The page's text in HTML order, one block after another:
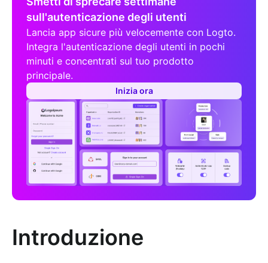
sull'autenticazione degli utenti
Lancia app sicure più velocemente con Logto.
Integra l'autenticazione degli utenti in pochi
minuti e concentrati sul tuo prodotto
principale.
Inizia ora
Introduzione